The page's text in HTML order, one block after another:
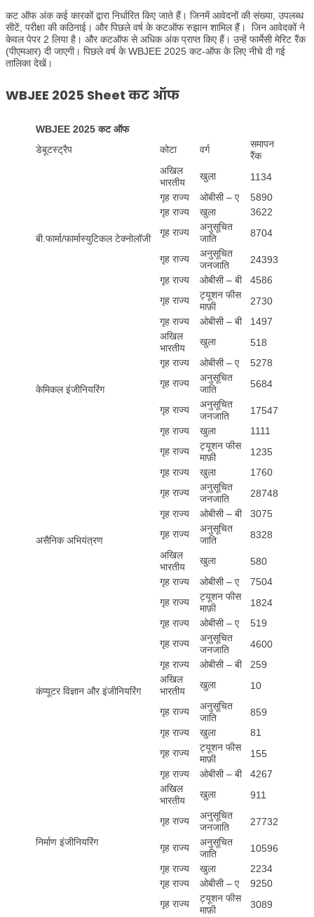
कट ऑफ अंक कई कारकों द्वारा निर्धारित किए जाते हैं। जिनमें आवेदनों की संख्या, उपलब्ध
सीटें, परीक्षा की कठिनाई। और पिछले वर्ष के कटऑफ रुझान शामिल हैं। जिन आवेदकों ने
केवल पेपर 2 लिया है। और कटऑफ से अधिक अंक प्राप्त किए हैं। उन्हें फार्मेसी मेरिट रैंक
(पीएमआर) दी जाएगी। पिछले वर्ष के WBJEE 2025 कट-ऑफ के लिए नीचे दी गई
तालिका देखें।
WBJEE 2025 Sheet कट ऑफ
WBJEE 2025 कट ऑफ
डेबूटस्ट्रैप
कोटा वर्ग
समापन
रैंक
बी.फार्मा/फार्मास्युटिकल टेक्नोलॉजी
अखिल
भारतीय
खुला
1134
गृह राज्य
ओबीसी – ए
5890
गृह राज्य
खुला
3622
गृह राज्य
अनुसूचित
जाति
8704
गृह राज्य
अनुसूचित
जनजाति
24393
गृह राज्य
ओबीसी – बी
4586
गृह राज्य
ट्यूशन फीस
माफ़ी
2730
केमिकल इंजीनियरिंग
गृह राज्य ओबीसी – बी
1497
अखिल
भारतीय
खुला
518
गृह राज्य
ओबीसी – ए
5278
गृह राज्य
अनुसूचित
जाति
5684
गृह राज्य
अनुसूचित
जनजाति
17547
गृह राज्य
खुला
1111
गृह राज्य
ट्यूशन फीस
माफ़ी
1235
असैनिक अभियंत्रण
गृह राज्य खुला
1760
गृह राज्य
अनुसूचित
जनजाति
28748
गृह राज्य
ओबीसी – बी
3075
गृह राज्य
अनुसूचित
जाति
8328
अखिल
भारतीय
खुला
580
गृह राज्य
ओबीसी – ए
7504
गृह राज्य
ट्यूशन फीस
माफ़ी
1824
कंप्यूटर विज्ञान और इंजीनियरिंग
गृह राज्य ओबीसी – ए
519
गृह राज्य
अनुसूचित
जनजाति
4600
गृह राज्य
ओबीसी – बी
259
अखिल
भारतीय
खुला 10
गृह राज्य
अनुसूचित
जाति
859
गृह राज्य
खुला
81
गृह राज्य
ट्यूशन फीस
माफ़ी
155
निर्माण इंजीनियरिंग
गृह राज्य ओबीसी – बी
4267
अखिल
भारतीय
खुला 911
गृह राज्य
अनुसूचित
जनजाति
27732
गृह राज्य
अनुसूचित
जाति
10596
गृह राज्य
खुला
2234
गृह राज्य
ओबीसी – ए
9250
गृह राज्य
ट्यूशन फीस
माफ़ी
3089